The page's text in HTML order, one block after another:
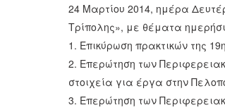
24 Μαρτίου 2014, ημέρα
Τρίπολης», με θέματα
1. Επικύρωση πρακτικών της
2. Επερώτηση των
στοιχεία για έργα στην
3. Επερώτηση των